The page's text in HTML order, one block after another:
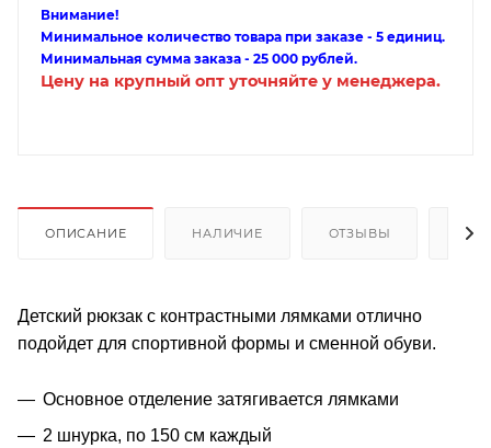
Внимание!
Минимальное количество товара при заказе - 5 единиц.
Минимальная сумма заказа - 25 000 рублей.
Цену на крупный опт уточняйте у менеджера.
ОПИСАНИЕ НАЛИЧИЕ ОТЗЫВЫ
Детский рюкзак с контрастными лямками отлично
подойдет для спортивной формы и сменной обуви.
Основное отделение затягивается лямками
2 шнурка, по 150 см каждый